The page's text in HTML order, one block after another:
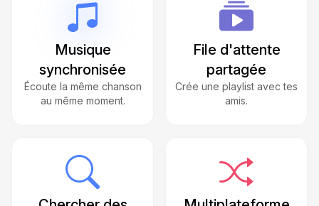
Musique
synchronisée
Écoute la même chanson
au même moment.
File d'attente
partagée
Crée une playlist avec tes
amis.